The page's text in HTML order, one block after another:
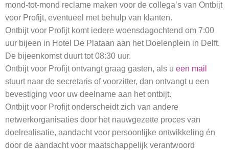
mond-tot-mond reclame maken voor de collega’s van Ontbijt
voor Profijt, eventueel met behulp van klanten.
Ontbijt voor Profijt komt iedere woensdagochtend om 7:00
uur bijeen in Hotel De Plataan aan het Doelenplein in Delft.
De bijeenkomst duurt tot 08:30 uur.
Ontbijt voor Profijt ontvangt graag gasten, als u een mail
stuurt naar de secretaris of voorzitter, dan ontvangt u een
bevestiging voor uw deelname aan het ontbijt.
Ontbijt voor Profijt onderscheidt zich van andere
netwerkorganisaties door het nauwgezette proces van
doelrealisatie, aandacht voor persoonlijke ontwikkeling én
door de aandacht voor maatschappelijk verantwoord